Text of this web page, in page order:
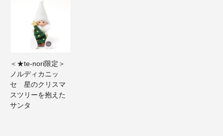
＜★te-nori限定＞
ノルディカニッ
セ 星のクリスマ
スツリーを抱えた
サンタ